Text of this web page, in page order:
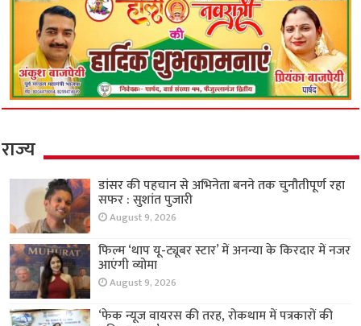
राज्य
डांसर की पहचान से अभिनेता बनने तक चुनौतीपूर्ण रहा
सफर : सुशांत पुजारी
August 9, 2026
फिल्म ‘थाप यू-ट्यूबर स्टार’ में अनन्या के किरदार में नजर
आएंगी व्योमा
August 9, 2026
‘फेक न्यूज वायरस की तरह, रोकथाम में पत्रकारों की